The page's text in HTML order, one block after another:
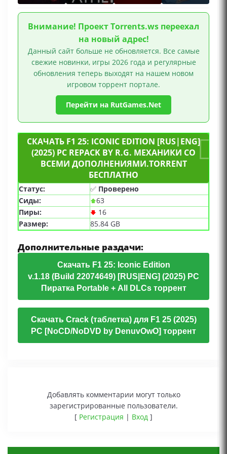
Внимание! Проект Torrents.ws переехал
на новый адрес!
Данный сайт больше не обновляется. Все самые
свежие новинки, игры 2026 года и регулярные
обновления теперь выходят на нашем новом
игровом торрент портале.
Перейти на RutGames.Net
СКАЧАТЬ F1 25: ICONIC EDITION [RUS|ENG]
(2025) PC REPACK BY R.G. МЕХАНИКИ СО
ВСЕМИ ДОПОЛНЕНИЯМИ.TORRENT
БЕСПЛАТНО
Статус: ✅ Проверено
Сиды:
63
Пиры:
16
Размер:
85.84 GB
Дополнительные раздачи:
Скачать F1 25: Iconic Edition
v.1.18 (Build 22074649) [RUS|ENG] (2025) PC
Пиратка Portable + All DLCs торрент
Скачать Crack (таблетка) для F1 25 (2025)
PC [NoCD/NoDVD by DenuvOwO] торрент
Добавлять комментарии могут только
зарегистрированные пользователи.
[ Регистрация | Вход ]